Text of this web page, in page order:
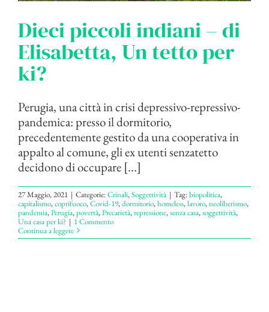
Dieci piccoli indiani – di
Elisabetta, Un tetto per
ki?
Perugia, una città in crisi depressivo-repressivo-
pandemica: presso il dormitorio,
precedentemente gestito da una cooperativa in
appalto al comune, gli ex utenti senzatetto
decidono di occupare [...]
27 Maggio, 2021 | Categorie:Crinali,Soggettività | Tag:biopolitica,
capitalismo,coprifuoco,Covid-19,dormitorio,homeless,lavoro,neoliberismo,
pandemia,Perugia,povertà,Precarietà,repressione,senza casa,soggettività,
Una casa per ki? | 1 Commento
Continua a leggere